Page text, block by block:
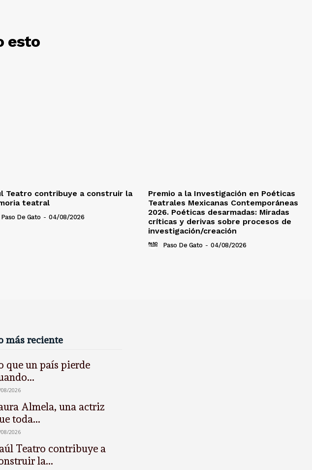
esto
Teatro contribuye a construir la
teatral
Paso De Gato - 04/08/2026
Premio a la Investigación en Poéticas
Teatrales Mexicanas Contemporáneas
2026. Poéticas desarmadas: Miradas
críticas y derivas sobre procesos de
investigación/creación
Paso De Gato - 04/08/2026
más reciente
que un país pierde
2026
Almela, una actriz
toda...
2026
Teatro contribuye a
la...